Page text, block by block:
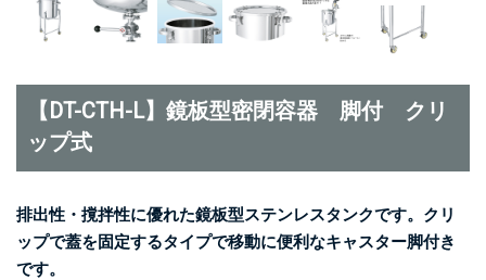
【DT-CTH-L】鏡板型密閉容器 脚付 クリ
ップ式
排出性・撹拌性に優れた鏡板型ステンレスタンクです。クリ
ップで蓋を固定するタイプで移動に便利なキャスター脚付き
です。